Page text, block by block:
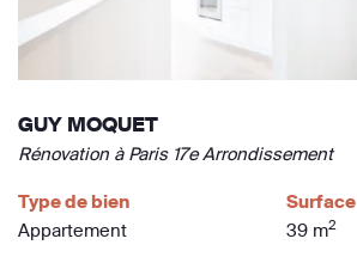
GUY MOQUET
Rénovation à Paris 17e Arrondissement
Type de bien
Appartement
Surface
39 m2